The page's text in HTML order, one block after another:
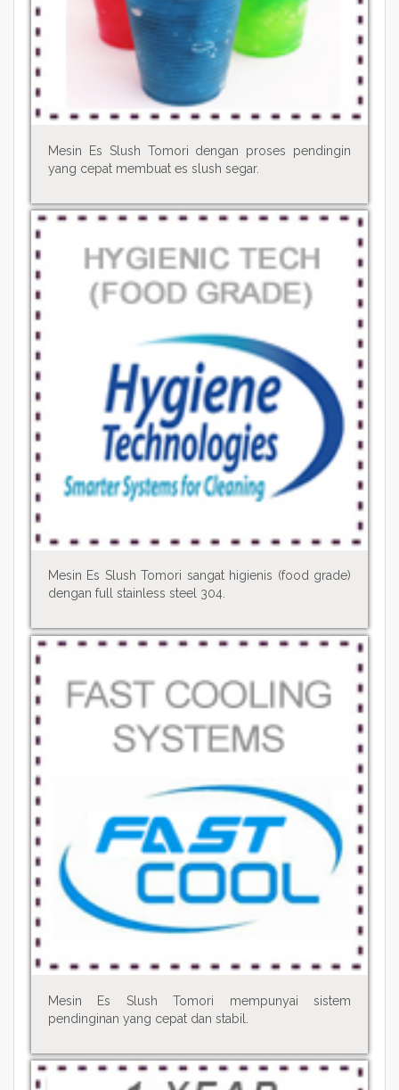
Mesin Es Slush Tomori dengan proses pendingin
yang cepat membuat es slush segar.
Mesin Es Slush Tomori sangat higienis (food grade)
dengan full stainless steel 304.
Mesin Es Slush Tomori mempunyai sistem
pendinginan yang cepat dan stabil.